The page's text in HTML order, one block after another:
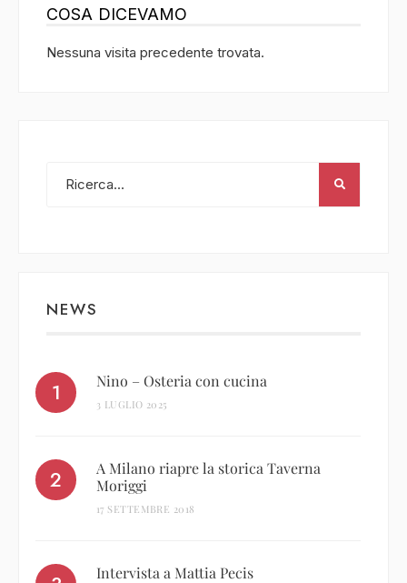
COSA DICEVAMO
Nessuna visita precedente trovata.
NEWS
Nino – Osteria con cucina
3 LUGLIO 2025
A Milano riapre la storica Taverna
Moriggi
17 SETTEMBRE 2018
Intervista a Mattia Pecis